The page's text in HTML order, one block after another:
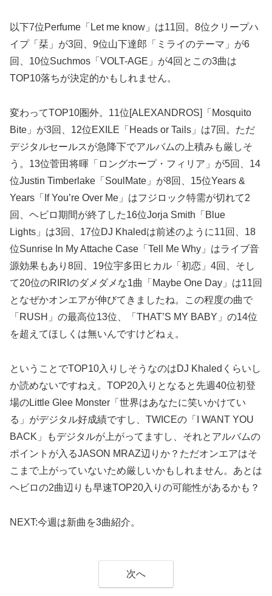
以下7位Perfume「Let me know」は11回。8位クリープハ
イプ「栞」が3回、9位山下達郎「ミライのテーマ」が6
回、10位Suchmos「VOLT-AGE」が4回とこの3曲は
TOP10落ちが決定的かもしれません。
変わってTOP10圏外。11位[ALEXANDROS]「Mosquito
Bite」が3回、12位EXILE「Heads or Tails」は7回。ただ
デジタルセールスが急降下でアルバムの上積みも厳しそ
う。13位菅田将暉「ロングホープ・フィリア」が5回、14
位Justin Timberlake「SoulMate」が8回、15位Years &
Years「If You’re Over Me」はフジロック特需が切れて2
回、ヘビロ期間が終了した16位Jorja Smith「Blue
Lights」は3回、17位DJ Khaledは前述のように11回、18
位Sunrise In My Attache Case「Tell Me Why」はライブ音
源効果もあり8回、19位宇多田ヒカル「初恋」4回、そし
て20位のRIRIのダメダメな1曲「Maybe One Day」は11回
となぜかオンエアが伸びてきましたね。この程度の曲で
「RUSH」の最高位13位、「THAT’S MY BABY」の14位
を超えてほしくは無いんですけどねぇ。
ということでTOP10入りしそうなのはDJ Khaledくらいし
か読めないですねえ。TOP20入りとなると先週40位初登
場のLittle Glee Monster「世界はあなたに笑いかけてい
る」がデジタル好成績ですし、TWICEの「I WANT YOU
BACK」もデジタルが上がってますし、それとアルバムの
ポイントが入るJASON MRAZ辺りか？ただオンエアはそ
こまで上がっていないため厳しいかもしれません。あとは
ヘビロの2曲辺りも早速TOP20入りの可能性があるかも？
NEXT:今週は新曲を3曲紹介。
次へ